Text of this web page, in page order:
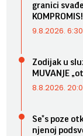
granici
KOMPROMIS!
9.8.2026. 6:30
Zodijak u
MUVANJE
8.8.2026.
Se*s poze
njenoj